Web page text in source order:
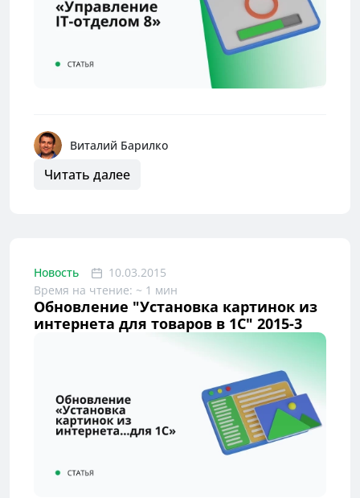
Виталий Барилко
Читать далее
Новость
10.03.2015
Время на чтение: ~ 1 мин
Обновление "Установка картинок из
интернета для товаров в 1С" 2015-3